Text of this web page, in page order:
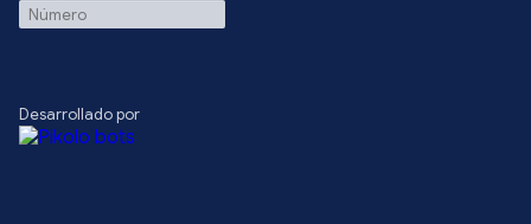
Desarrollado por